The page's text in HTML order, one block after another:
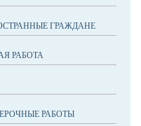
ГРАЖДАНЕ
РАБОТА
РАБОТЫ